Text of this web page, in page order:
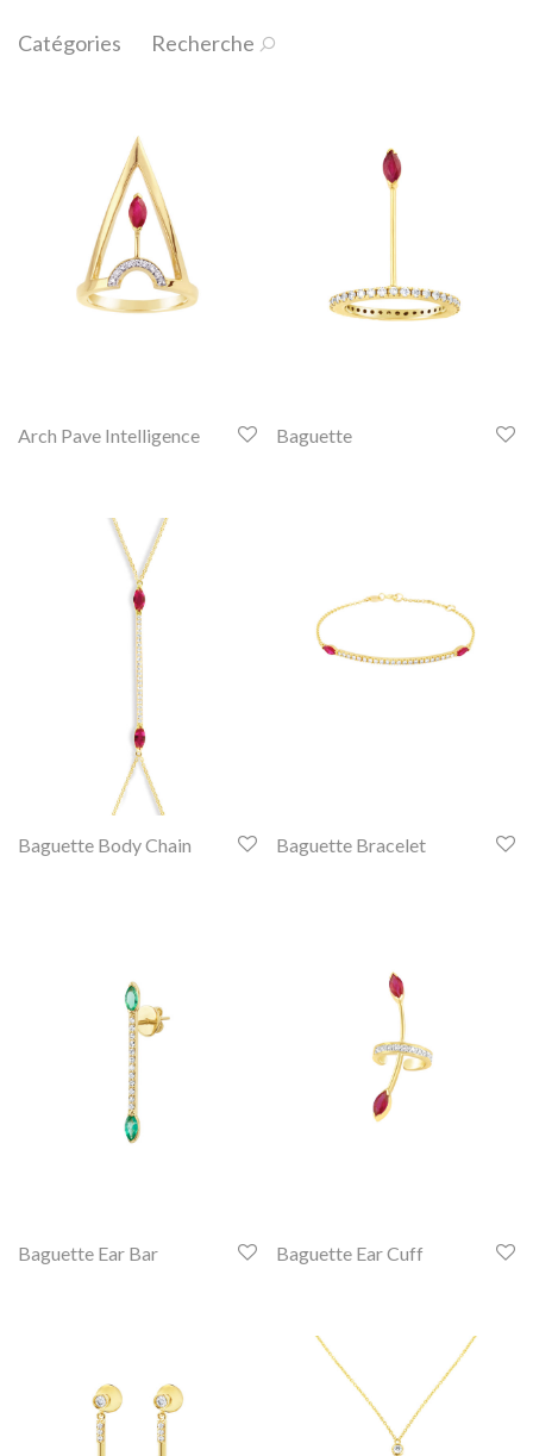
Catégories Recherche
Arch Pave Intelligence Baguette
Baguette Body Chain Baguette Bracelet
Baguette Ear Bar Baguette Ear Cuff